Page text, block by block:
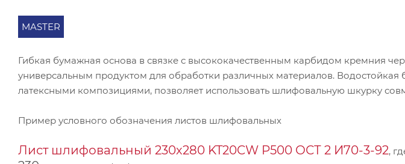
MASTER
Гибкая бумажная основа в связке с высококачественным карбидом кремния
универсальным продуктом для обработки различных материалов. Водостойкая
латексными композициями, позволяет использовать шлифовальную шкурку
Пример условного обозначения листов шлифовальных
Лист шлифовальный 230х280 KT20CW P500 ОСТ 2 И70-3-92,